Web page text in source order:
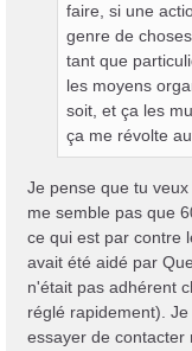
faire, si une
genre de
tant que
les moyens
soit, et ça les
ça me révolte
Je pense que tu
me semble pas que
ce qui est par contre
avait été aidé par
n'était pas adhérent
réglé rapidement).
essayer de contacter